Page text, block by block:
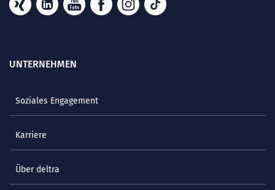
UNTERNEHMEN
Soziales Engagement
Karriere
Über deltra